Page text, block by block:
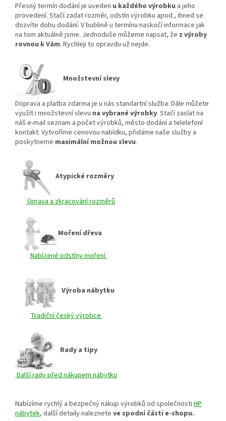
Přesný termín dodání je uveden u každého výrobku a jeho
provedení. Stačí zadat rozměr, odstín výrobku apod., ihned se
dozvíte dobu dodání. V bublině u termínu naskočí informace jak
na tom aktuálně jsme. Jednoduše můžeme napsat, že z výroby
rovnou k Vám. Rychleji to opravdu už nejde.
Množstevní slevy
Doprava a platba zdarma je u nás standartní služba. Dále můžete
využít i množstevní slevu na vybrané výrobky. Stačí zaslat na
náš e-mail seznam a počet výrobků, město dodání a telelefoní
kontakt. Vytvoříme cenovou nabídku, přidáme naše služby a
poskytneme maximální možnou slevu.
Atypické rozměry
Úprava a zkracování rozměrů
Moření dřeva
Nabízené odstíny moření
Výroba nábytku
Tradiční český výrobce
Rady a tipy
Další rady před nákupem nábytku
Nabízíme rychlý a bezpečný nákup výrobků od společnosti HP
nábytek, další detaily naleznete ve spodní části e-shopu.